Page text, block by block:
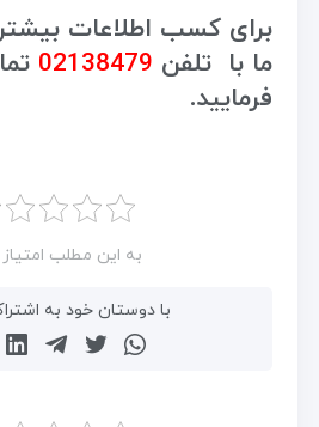
برای کسب اطلاعات
ما با تلفن 02138479
فرمایید.
به این مطلب
با دوستان خود به